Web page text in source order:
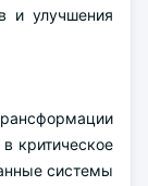
и улучшения
критическое
системы